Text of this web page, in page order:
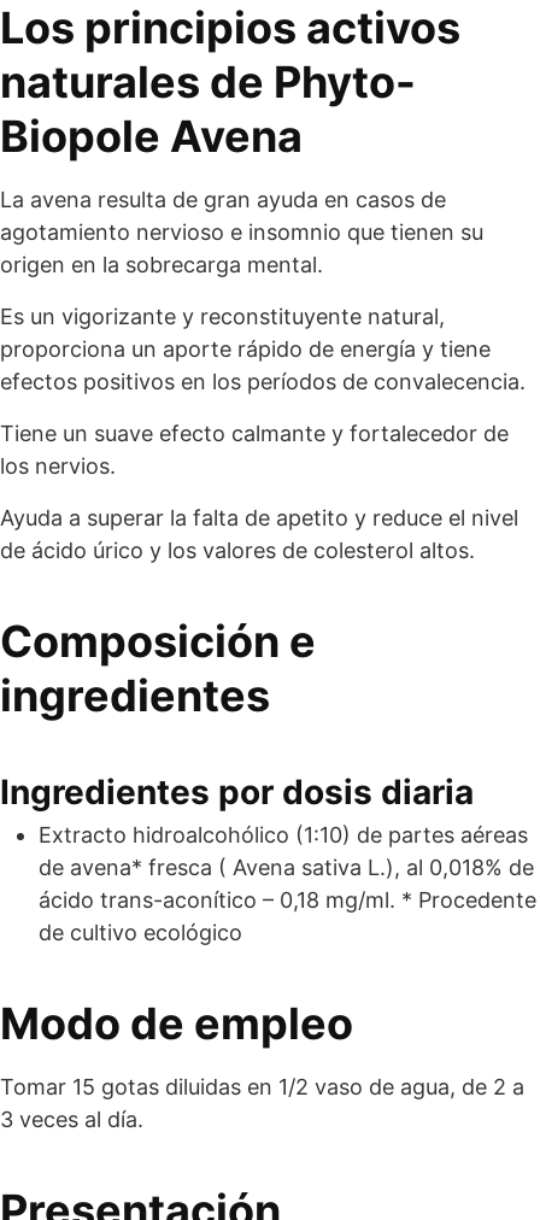
Los principios activos
naturales de Phyto-
Biopole Avena
La avena resulta de gran ayuda en casos de
agotamiento nervioso e insomnio que tienen su
origen en la sobrecarga mental.
Es un vigorizante y reconstituyente natural,
proporciona un aporte rápido de energía y tiene
efectos positivos en los períodos de convalecencia.
Tiene un suave efecto calmante y fortalecedor de
los nervios.
Ayuda a superar la falta de apetito y reduce el nivel
de ácido úrico y los valores de colesterol altos.
Composición e
ingredientes
Ingredientes por dosis diaria
Extracto hidroalcohólico (1:10) de partes aéreas
de avena* fresca ( Avena sativa L.), al 0,018% de
ácido trans-aconítico – 0,18 mg/ml. * Procedente
de cultivo ecológico
Modo de empleo
Tomar 15 gotas diluidas en 1/2 vaso de agua, de 2 a
3 veces al día.